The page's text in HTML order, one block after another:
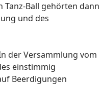
Ball gehörten dann
und des
der Versammlung vom
einstimmig
Beerdigungen